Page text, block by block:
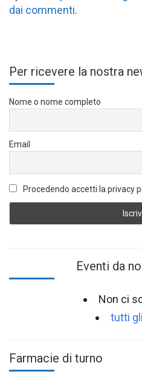
dai commenti.
Per ricevere la nostra
Nome o nome completo
Email
Procedendo accetti la privacy
Eventi da
Non ci
tutti
Farmacie di turno